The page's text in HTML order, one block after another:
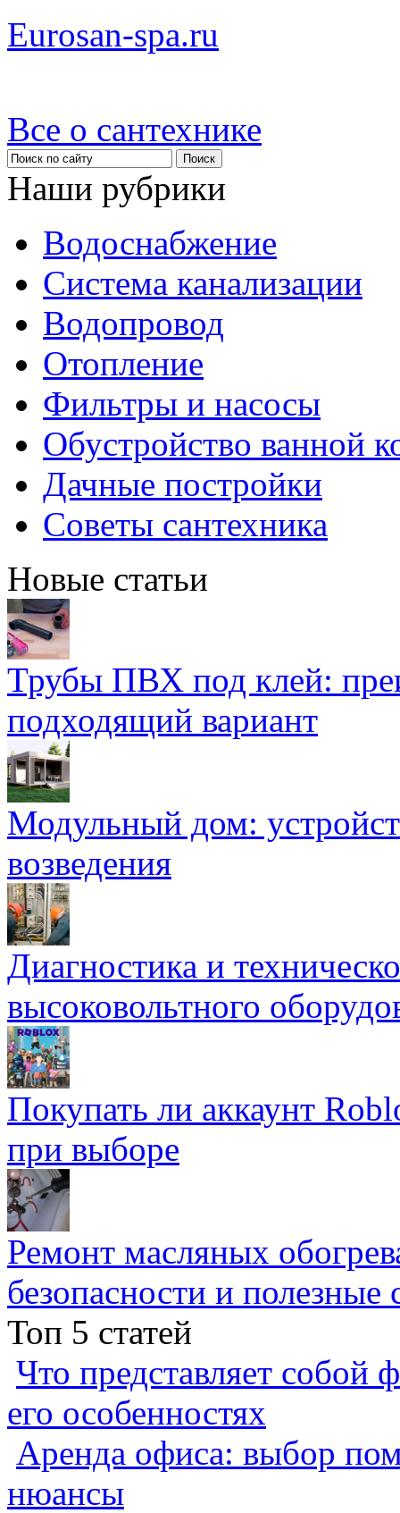
Eurosan-spa.ru
Все о сантехнике
Наши рубрики
Водоснабжение
Система канализации
Водопровод
Отопление
Фильтры и насосы
Обустройство ванной
Дачные постройки
Советы сантехника
Новые статьи
Трубы ПВХ под клей:
подходящий вариант
Модульный дом:
возведения
Диагностика и
высоковольтного
Покупать ли аккаунт
при выборе
Ремонт масляных
безопасности и полезные
Топ 5 статей
Что представляет собой
его особенностях
Аренда офиса: выбор
нюансы